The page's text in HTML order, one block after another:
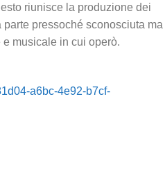
riunisce la produzione dei
pressoché sconosciuta ma
musicale in cui operò.
a6bc-4e92-b7cf-